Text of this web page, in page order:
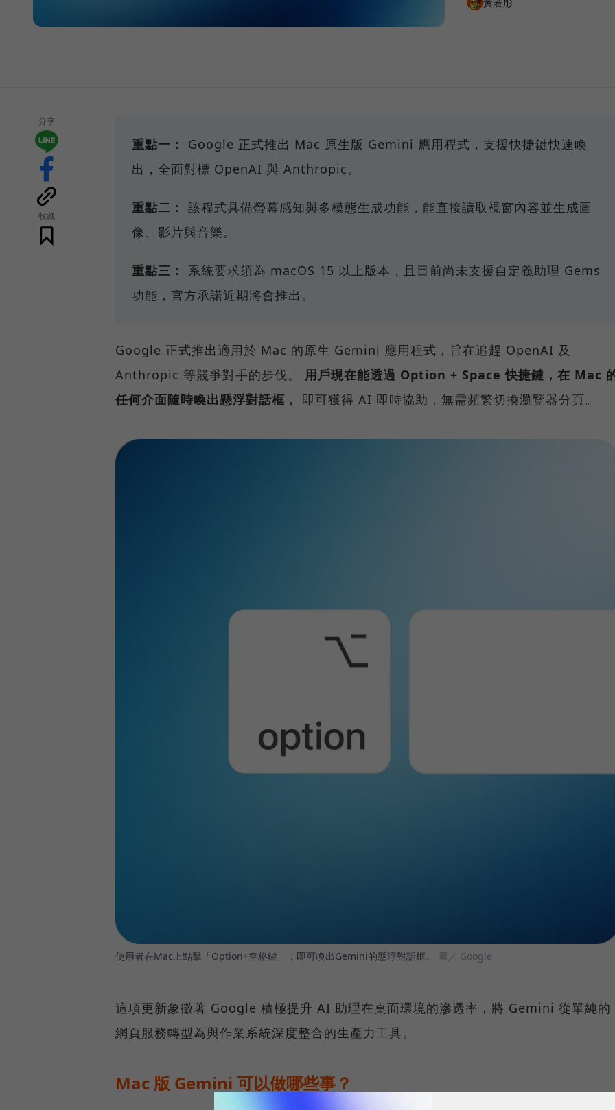
分享
收藏
重點一：
Google 正式推出 Mac 原生版 Gemini 應用程式，支援快捷鍵快速喚
出，全面對標 OpenAI 與 Anthropic。
重點二： 該程式具備螢幕感知與多模態生成功能，能直接讀取視窗內容並生成圖
像、影片與音樂。
重點三：
系統要求須為 macOS 15 以上版本，且目前尚未支援自定義助理 Gems
功能，官方承諾近期將會推出。
Google 正式推出適用於 Mac 的原生 Gemini 應用程式，旨在追趕 OpenAI 及
Anthropic 等競爭對手的步伐。 用戶現在能透過 Option + Space 快捷鍵，在 Mac
任何介面隨時喚出懸浮對話框，
即可獲得 AI 即時協助，無需頻繁切換瀏覽器分頁。
使用者在Mac上點擊「Option+空格鍵」，即可喚出Gemini的懸浮對話框。 圖／ Google
這項更新象徵著 Google 積極提升 AI 助理在桌面環境的滲透率，將 Gemini 從單純的
網頁服務轉型為與作業系統深度整合的生產力工具。
Mac 版 Gemini 可以做哪些事？